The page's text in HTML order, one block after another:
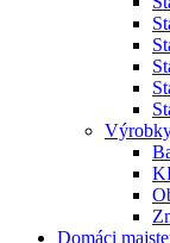
Domáci